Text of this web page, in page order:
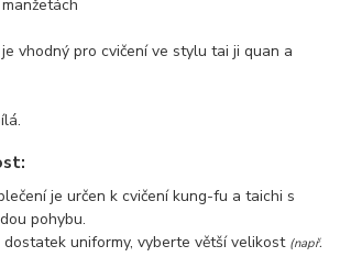
vhodný pro cvičení ve stylu tai ji quan a
je určen k cvičení kung-fu a taichi s
pohybu.
dostatek uniformy, vyberte větší velikost (např.